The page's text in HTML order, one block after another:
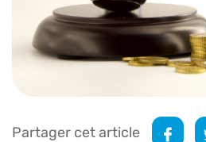
Partager cet article